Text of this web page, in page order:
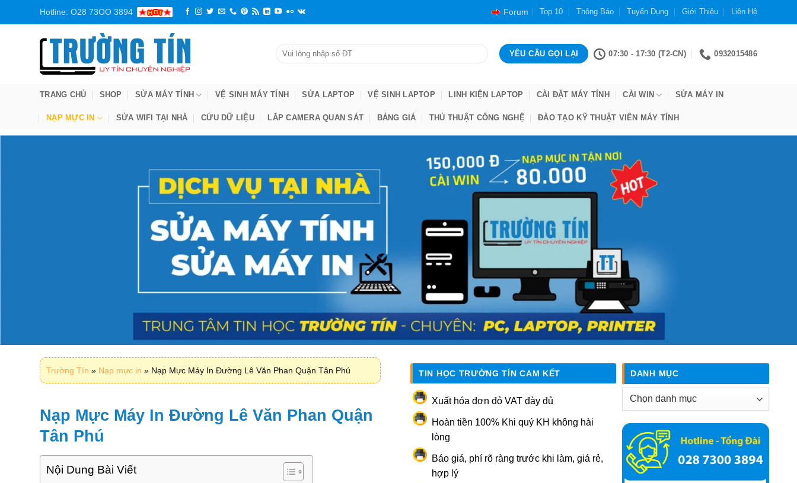
Hotline: O28 73OO 3894 Forum Top 10 Thông Báo Tuyển Dụng Giới Thiệu Liên Hệ
07:30 - 17:30 (T2-CN) 0932015486
TRANG CHỦ SHOP SỬA MÁY TÍNH VỆ SINH MÁY TÍNH SỬA LAPTOP VỆ SINH LAPTOP LINH KIỆN LAPTOP CÀI ĐẶT MÁY TÍNH CÀI WIN SỬA MÁY IN
NẠP MỰC IN SỬA WIFI TẠI NHÀ CỨU DỮ LIỆU LẮP CAMERA QUAN SÁT BẢNG GIÁ THỦ THUẬT CÔNG NGHỆ ĐÀO TẠO KỸ THUẬT VIÊN MÁY TÍNH
Trường Tín » Nạp mực in » Nạp Mực Máy In Đường Lê Văn Phan Quận Tân Phú
Nạp Mực Máy In Đường Lê Văn Phan Quận
Tân Phú
Nội Dung Bài Viết
TIN HỌC TRƯỜNG TÍN CAM KẾT
Xuất hóa đơn đỏ VAT đày đủ
Hoàn tiền 100% Khi quý KH không hài
lòng
Báo giá, phí rõ ràng trước khi làm, giá rẻ,
hợp lý
DANH MỤC
Danh